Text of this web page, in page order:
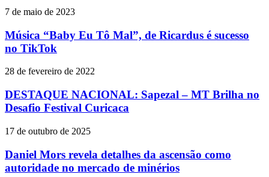
7 de maio de 2023
Música “Baby Eu Tô Mal”, de Ricardus é sucesso
no TikTok
28 de fevereiro de 2022
DESTAQUE NACIONAL: Sapezal – MT Brilha no
Desafio Festival Curicaca
17 de outubro de 2025
Daniel Mors revela detalhes da ascensão como
autoridade no mercado de minérios